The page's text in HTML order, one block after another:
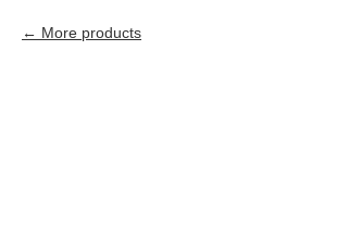
More products